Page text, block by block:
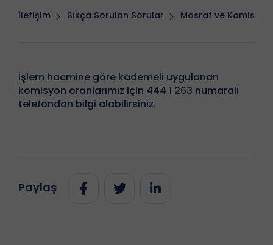
İletişim Sıkça Sorulan Sorular Masraf ve
İşlem hacmine göre kademeli uygulanan
komisyon oranlarımız için 444 1 263 numaralı
telefondan bilgi alabilirsiniz.
Paylaş